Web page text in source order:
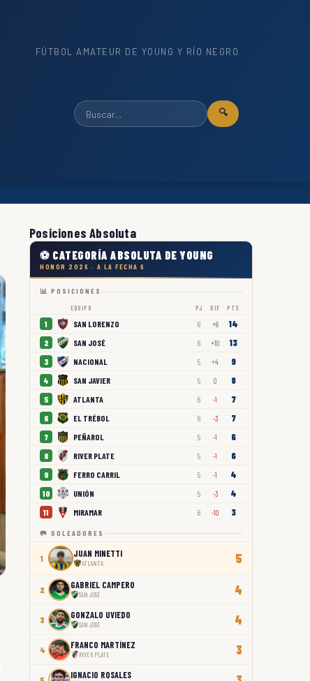
FÚTBOL AMATEUR DE YOUNG Y RÍO NEGRO
🔍
Posiciones Absoluta
⚽ CATEGORÍA ABSOLUTA DE YOUNG
HONOR 2026 · A LA FECHA 6
📊 POSICIONES
EQUIPO PJ DIF PTS
1 SAN LORENZO 6 +6 14
2 SAN JOSÉ 6 +10 13
3 NACIONAL 5 +4 9
4 SAN JAVIER 5 0 8
5 ATLANTA 6 -1 7
6 EL TRÉBOL 6 -3 7
7 PEÑAROL 5 -1 6
8 RIVER PLATE 5 -1 6
9 FERRO CARRIL 5 -1 4
10 UNIÓN 5 -3 4
11 MIRAMAR 6 -10 3
🥅 GOLEADORES
1 JUAN MINETTI
ATLANTA 5
2 GABRIEL CAMPERO
SAN JOSÉ 4
3 GONZALO UVIEDO
SAN JOSÉ 4
4 FRANCO MARTÍNEZ
RIVER PLATE 3
IGNACIO ROSALES